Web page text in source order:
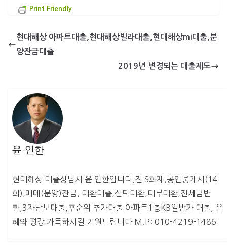
Print Friendly
현대해상 아파트대출,현대해상빌라대출,현대해상mi대출,분
양잔금대출
2019년 변경되는 대출제도
윤 인한
현대해상 대출상담사 윤 인한입니다.전 S화재,공인중개사(14
회),매매(분양)잔금, 대환대출,신탁대환,대부대환,전세금반
환,3자담보대출,후순위 추가대출 아파트1층KB일반가 대출, 은
혜와 평강 가득하시길 기원드림니다 M.P: 010-4219-1486